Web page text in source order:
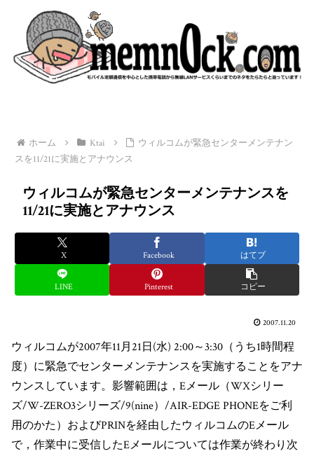
ホーム Ktai
ウィルコムが緊急センターメンテナン
スを11/21に実施とアナウンス
ウィルコムが緊急センターメンテナンスを
11/21に実施とアナウンス
X Facebook はてブ
LINE Pinterest コピー
2007.11.20
ウィルコムが2007年11月21日(水) 2:00～3:30（うち1時間程
度）に緊急でセンターメンテナンスを実施することをアナ
ウンスしています。影響範囲は，Eメール（WXシリー
ズ/W-ZERO3シリーズ/9(nine）/AIR-EDGE PHONEをご利
用のかた）およびPRINを経由したウィルコムのEメール
で，作業中に受信したEメールについては作業が終わり次